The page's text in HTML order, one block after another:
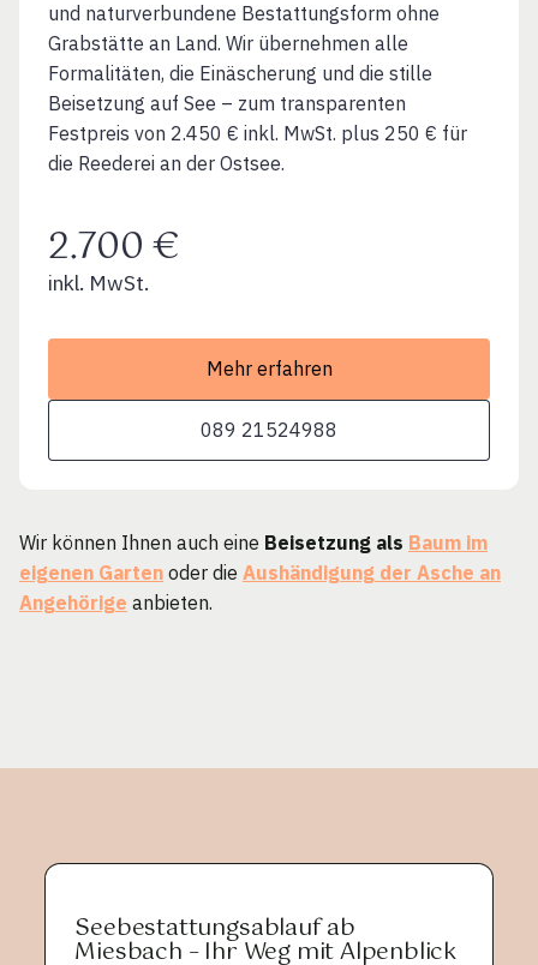
und naturverbundene Bestattungsform ohne
Grabstätte an Land. Wir übernehmen alle
Formalitäten, die Einäscherung und die stille
Beisetzung auf See – zum transparenten
Festpreis von 2.450 € inkl. MwSt. plus 250 € für
die Reederei an der Ostsee.
2.700 €
inkl. MwSt.
Mehr erfahren
089 21524988
Wir können Ihnen auch eine Beisetzung als Baum im
eigenen Garten oder die Aushändigung der Asche an
Angehörige anbieten.
Seebestattungsablauf ab
Miesbach – Ihr Weg mit Alpenblick